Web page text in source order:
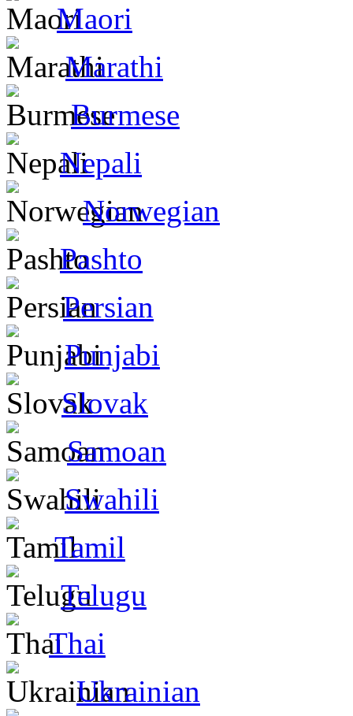
Maori
Marathi
Burmese
Nepali
Norwegian
Pashto
Persian
Punjabi
Slovak
Samoan
Swahili
Tamil
Telugu
Thai
Ukrainian